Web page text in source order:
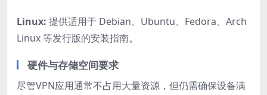
Linux: 提供适用于 Debian、Ubuntu、Fedora、Arch
Linux 等发行版的安装指南。
硬件与存储空间要求
尽管VPN应用通常不占用大量资源，但仍需确保设备满